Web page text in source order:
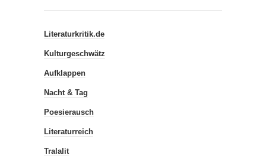
Literaturkritik.de
Kulturgeschwätz
Aufklappen
Nacht & Tag
Poesierausch
Literaturreich
Tralalit